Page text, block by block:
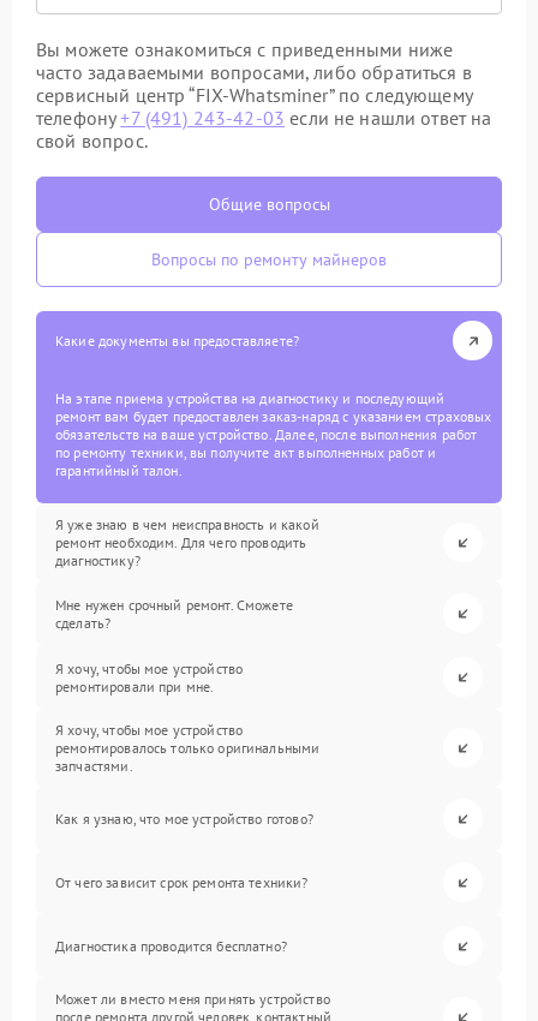
Вы можете ознакомиться с приведенными ниже
часто задаваемыми вопросами, либо обратиться в
сервисный центр “FIX-Whatsminer” по следующему
телефону+7 (491) 243-42-03 если не нашли ответ на
свой вопрос.
Общие вопросы
Вопросы по ремонту майнеров
Какие документы вы предоставляете?
На этапе приема устройства на диагностику и последующий
ремонт вам будет предоставлен заказ-наряд с указанием страховых
обязательств на ваше устройство. Далее, после выполнения работ
по ремонту техники, вы получите акт выполненных работ и
гарантийный талон.
Я уже знаю в чем неисправность и какой
ремонт необходим. Для чего проводить
диагностику?
Мне нужен срочный ремонт. Сможете
сделать?
Я хочу, чтобы мое устройство
ремонтировали при мне.
Я хочу, чтобы мое устройство
ремонтировалось только оригинальными
запчастями.
Как я узнаю, что мое устройство готово?
От чего зависит срок ремонта техники?
Диагностика проводится бесплатно?
Может ли вместо меня принять устройство
после ремонта другой человек, контактный